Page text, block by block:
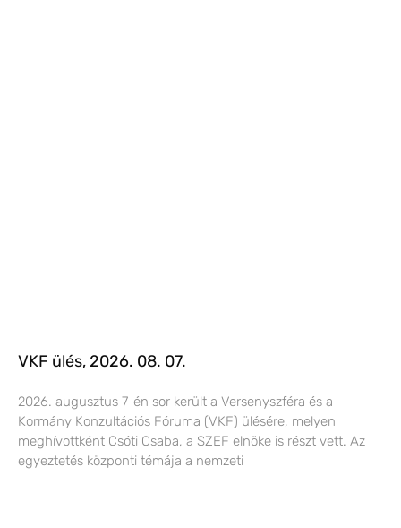
VKF ülés, 2026. 08. 07.
2026. augusztus 7-én sor került a Versenyszféra és a
Kormány Konzultációs Fóruma (VKF) ülésére, melyen
meghívottként Csóti Csaba, a SZEF elnöke is részt vett. Az
egyeztetés központi témája a nemzeti